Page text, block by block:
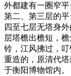
外都建有一圈窄
第二、第三层的
四至七层无塔身
层塔檐出檐短，
铃，江风拂过，
重造的，原清代
于衡阳博物馆内。